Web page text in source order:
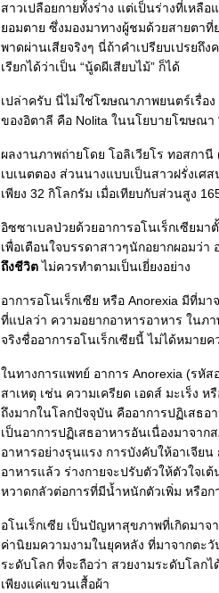
สาวเปลือยกายทั้งร่าง แต่เป็นร่างที่เห
อมตาย ซึ่งมองมาทางผู้ชมด้วยสายตาที่
พาดผ่านเสียจริงๆ นี่ถ้าคำเปรียบเปรยถึง
เรียกได้ว่าเป็น “นู้ดผีเสียบไม้” ก็ได้
เปล่าครับ นี่ไม่ใช่โฆษณาภาพยนตร์เรื่อ
ของอิตาลี คือ Nolita ในนโยบายโฆษณา
ผลงานภาพถ่ายโดย โอลิเวียโร ทอสกานี
เบเนตตอง ส่วนนางแบบเป็นสาวฝรั่งเศ
เพียง 32 กิโลกรัม เมื่อเทียบกับส่วนสูง
อิซซาเบลป่วยด้วยอาการอโนเร็กเซียม
เพื่อเตือนใจบรรดาสาวๆนักอยากผอมว่า
ถึงชีวิตไม่ควรทำตามเป็นเยี่ยงอย่าง
อาการอโนเร็กเซีย หรือ Anorexia มีที่ม
ที่แปลว่า ความอยากอาหารอาหาร ในภ
จริงชื่ออาการอโนเร็กเซียนี้ ไม่ได้หมาย
นทางการแพทย์ อาการ Anorexia (รหัส
สาเหตุ เช่น ความเครียด เอดส์ มะเร็ง
ถึงมากในโลกปัจจุบัน คืออาการปฏิเสธอ
เป็นอาการปฏิเสธอาหารอันเนื่องมาจา
อาหารอย่างรุนแรง การบังคับให้อาเจีย
อาหารแล้ว ร่างกายจะปรับตัวให้ตัวใจเ
หวาดกลัวต่อการที่มีน้ำหนักตัวเพิ่ม หรือ
อโนเร็กเซีย เป็นปัญหาสุขภาพที่เกิดมาจ
ค่านิยมความงามในยุคหลัง ที่มาจากตะวั
ระดับโลก ที่จะถือว่า สวยงามระดับโลก
เพียงแค่แขวนเสื้อผ้า